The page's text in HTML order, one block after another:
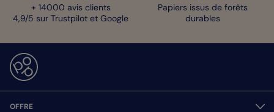
+ 14000 avis clients
4,9/5 sur Trustpilot et Google
Papiers issus de forêts
durables
OFFRE